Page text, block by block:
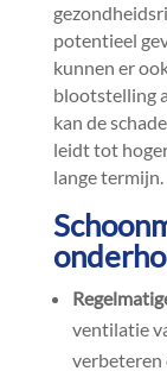
potentieel
kunnen er
blootstelling
kan de
leidt tot
lange termijn.​
ventilatie
verbeteren